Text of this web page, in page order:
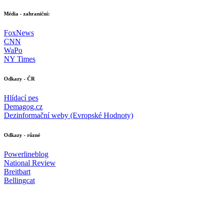
Média - zahraniční:
FoxNews
CNN
WaPo
NY Times
Odkazy - ČR
Hlídací pes
Demagog.cz
Dezinformační weby (Evropské Hodnoty)
Odkazy - různé
Powerlineblog
National Review
Breitbart
Bellingcat